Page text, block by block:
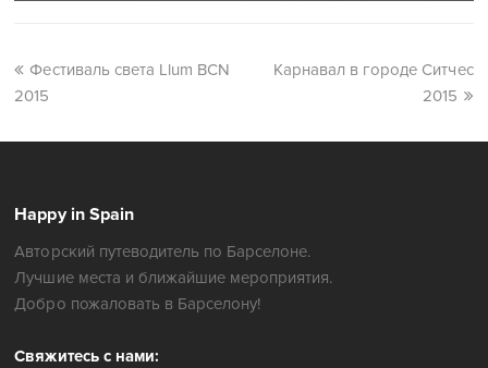
Фестиваль света Llum BCN
2015
Карнавал в городе Ситчес
2015
Happy in Spain
Авторский путеводитель по Барселоне.
Лучшие места и ближайшие мероприятия.
Добро пожаловать в Барселону!
Свяжитесь с нами: